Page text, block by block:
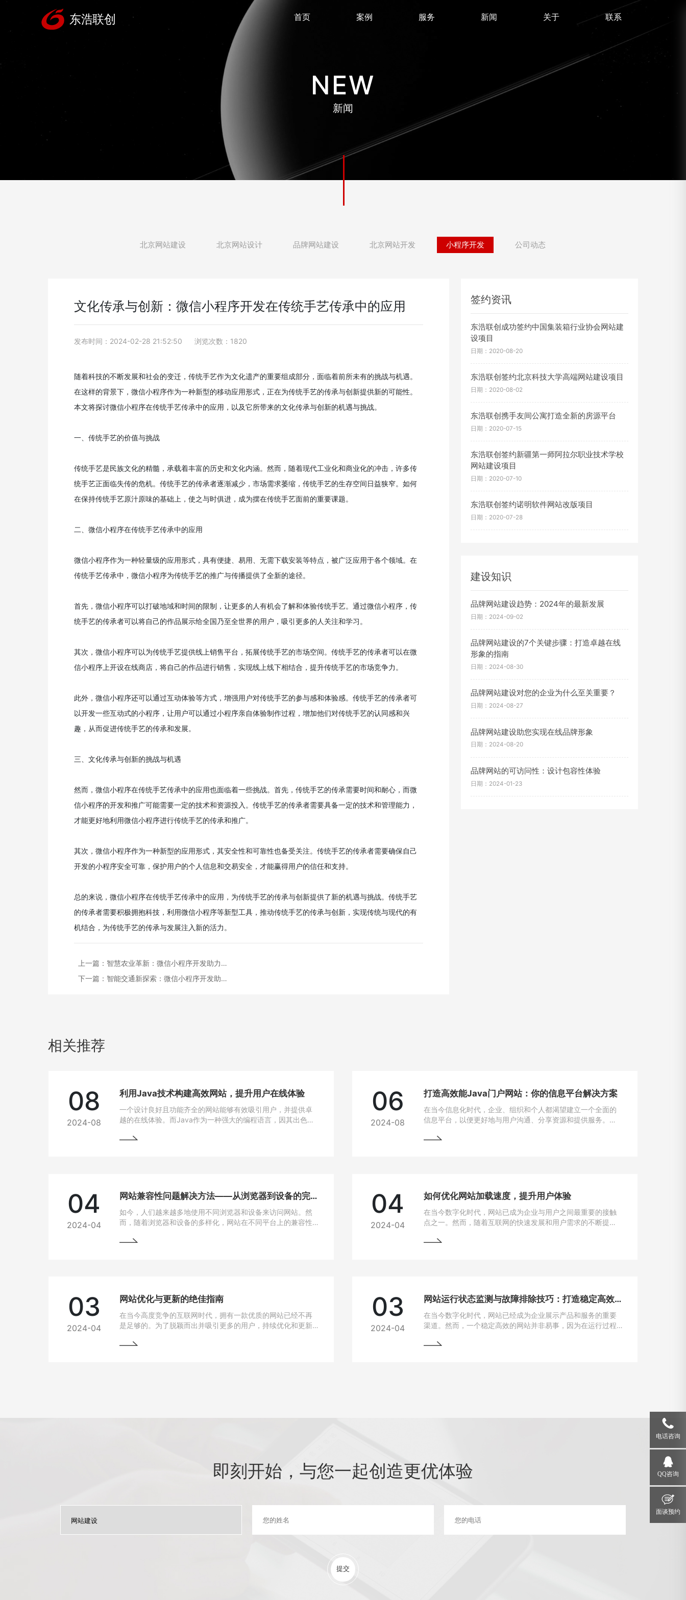
首页 案例 服务 新闻 关于 联系
NEW
新闻
北京网站建设 北京网站设计 品牌网站建设 北京网站开发 小程序开发 公司动态
文化传承与创新：微信小程序开发在传统手艺传承中的应用
发布时间：2024-02-28 21:52:50 浏览次数：1820
随着科技的不断发展和社会的变迁，传统手艺作为文化遗产的重要组成部分，面临着前所未有的挑战与机遇。
在这样的背景下，微信小程序作为一种新型的移动应用形式，正在为传统手艺的传承与创新提供新的可能性。
本文将探讨微信小程序在传统手艺传承中的应用，以及它所带来的文化传承与创新的机遇与挑战。
一、传统手艺的价值与挑战
传统手艺是民族文化的精髓，承载着丰富的历史和文化内涵。然而，随着现代工业化和商业化的冲击，许多传
统手艺正面临失传的危机。传统手艺的传承者逐渐减少，市场需求萎缩，传统手艺的生存空间日益狭窄。如何
在保持传统手艺原汁原味的基础上，使之与时俱进，成为摆在传统手艺面前的重要课题。
二、微信小程序在传统手艺传承中的应用
微信小程序作为一种轻量级的应用形式，具有便捷、易用、无需下载安装等特点，被广泛应用于各个领域。在
传统手艺传承中，微信小程序为传统手艺的推广与传播提供了全新的途径。
首先，微信小程序可以打破地域和时间的限制，让更多的人有机会了解和体验传统手艺。通过微信小程序，传
统手艺的传承者可以将自己的作品展示给全国乃至全世界的用户，吸引更多的人关注和学习。
其次，微信小程序可以为传统手艺提供线上销售平台，拓展传统手艺的市场空间。传统手艺的传承者可以在微
信小程序上开设在线商店，将自己的作品进行销售，实现线上线下相结合，提升传统手艺的市场竞争力。
此外，微信小程序还可以通过互动体验等方式，增强用户对传统手艺的参与感和体验感。传统手艺的传承者可
以开发一些互动式的小程序，让用户可以通过小程序亲自体验制作过程，增加他们对传统手艺的认同感和兴
趣，从而促进传统手艺的传承和发展。
三、文化传承与创新的挑战与机遇
然而，微信小程序在传统手艺传承中的应用也面临着一些挑战。首先，传统手艺的传承需要时间和耐心，而微
信小程序的开发和推广可能需要一定的技术和资源投入。传统手艺的传承者需要具备一定的技术和管理能力，
才能更好地利用微信小程序进行传统手艺的传承和推广。
其次，微信小程序作为一种新型的应用形式，其安全性和可靠性也备受关注。传统手艺的传承者需要确保自己
开发的小程序安全可靠，保护用户的个人信息和交易安全，才能赢得用户的信任和支持。
总的来说，微信小程序在传统手艺传承中的应用，为传统手艺的传承与创新提供了新的机遇与挑战。传统手艺
的传承者需要积极拥抱科技，利用微信小程序等新型工具，推动传统手艺的传承与创新，实现传统与现代的有
机结合，为传统手艺的传承与发展注入新的活力。
上一篇： 智慧农业革新：微信小程序开发助力…
下一篇： 智能交通新探索：微信小程序开发助…
签约资讯
东浩联创成功签约中国集装箱行业协会网站建
设项目
日期：2020-08-20
东浩联创签约北京科技大学高端网站建设项目
日期：2020-08-02
东浩联创携手友间公寓打造全新的房源平台
日期：2020-07-15
东浩联创签约新疆第一师阿拉尔职业技术学校
网站建设项目
日期：2020-07-10
东浩联创签约诺明软件网站改版项目
日期：2020-07-28
建设知识
品牌网站建设趋势：2024年的最新发展
日期：2024-09-02
品牌网站建设的7个关键步骤：打造卓越在线
形象的指南
日期：2024-08-30
品牌网站建设对您的企业为什么至关重要？
日期：2024-08-27
品牌网站建设助您实现在线品牌形象
日期：2024-08-20
品牌网站的可访问性：设计包容性体验
日期：2024-01-23
相关推荐
08
2024-08
利用Java技术构建高效网站，提升用户在线体验
一个设计良好且功能齐全的网站能够有效吸引用户，并提供卓
越的在线体验。而Java作为一种强大的编程语言，因其出色的
06
2024-08
打造高效能Java门户网站：你的信息平台解决方案
在当今信息化时代，企业、组织和个人都渴望建立一个全面的
信息平台，以便更好地与用户沟通、分享资源和提供服务。
选技术之一。
04
2024-04
网站兼容性问题解决方法——从浏览器到设备的完美适配
如今，人们越来越多地使用不同浏览器和设备来访问网站。然
而，随着浏览器和设备的多样化，网站在不同平台上的兼容性
上都能有良好的使用体验，我们需要找到解决这些问题的方
04
2024-04
如何优化网站加载速度，提升用户体验
在当今数字化时代，网站已成为企业与用户之间最重要的接触
点之一。然而，随着互联网的快速发展和用户需求的不断提
说，如果一个网站的加载速度过慢，用户很可能会选择离开，
03
2024-04
网站优化与更新的绝佳指南
在当今高度竞争的互联网时代，拥有一款优质的网站已经不再
是足够的。为了脱颖而出并吸引更多的用户，持续优化和更新
优化与更新，以帮助您实现网站的最大化价值。阅读本文，您
03
2024-04
网站运行状态监测与故障排除技巧：打造稳定高效的在线平台
在当今数字化时代，网站已经成为企业展示产品和服务的重要
渠道。然而，一个稳定高效的网站并非易事，因为在运行过程
与故障排除的技巧，帮助网站管理员掌握关键要领，确保网站
即刻开始，与您一起创造更优体验
提交
电话咨询
QQ咨询
面谈预约